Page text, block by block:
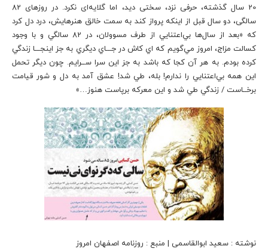
20 سال گذشته، حرفی نزد، سختی دید، اما گلایه‌ای نکرد. در روزهای 82
سالگی، دو سال قبل از اینکه پرواز کند به سمت خالق هنرهایش، درد دل کرد
که «بعد از سال‌ها بي‌اعتنايي از طرف مسوولان، در 82 سالگي و با وجود
كسالت مزاج، امروز مي‌گويم كه ‌اي كاش در جـــاي ديگري به جز اينجـــا زندگي
كرده بودم. به هر آن كجا كه باشد به جز اين سرا ســرايم. چون ديگر تحمل
اين همه بي‌اعتنايي را ندارم! بله، طي شد! عشق آمد به دل و شور قيامت
برخــاست / زندگي طي شد و اين معركه برپاست هنوز…»
نوشته : سعید ابوالقاسمی | منبع : روزنامه اصفهان امروز